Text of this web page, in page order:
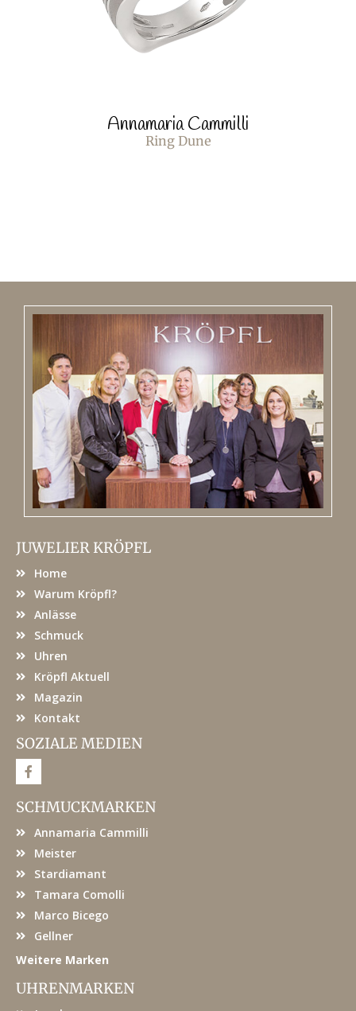
Annamaria Cammilli
Ring Dune
JUWELIER KRÖPFL
Home
Warum Kröpfl?
Anlässe
Schmuck
Uhren
Kröpfl Aktuell
Magazin
Kontakt
SOZIALE MEDIEN
F
a
e
b
o
SCHMUCKMARKEN
Annamaria Cammilli
Meister
Stardiamant
Tamara Comolli
Marco Bicego
Gellner
Weitere Marken
UHRENMARKEN